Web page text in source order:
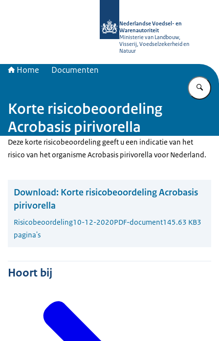
Nederlandse Voedsel- en
Warenautoriteit
Ministerie van Landbouw,
Visserij, Voedselzekerheid en
Natuur
Home Documenten
Korte risicobeoordeling
Acrobasis pirivorella
Deze korte risicobeoordeling geeft u een indicatie van het
risico van het organisme Acrobasis pirivorella voor Nederland.
Download: Korte risicobeoordeling Acrobasis
pirivorella
Risicobeoordeling10-12-2020PDF-document145.63 KB3
pagina's
Hoort bij